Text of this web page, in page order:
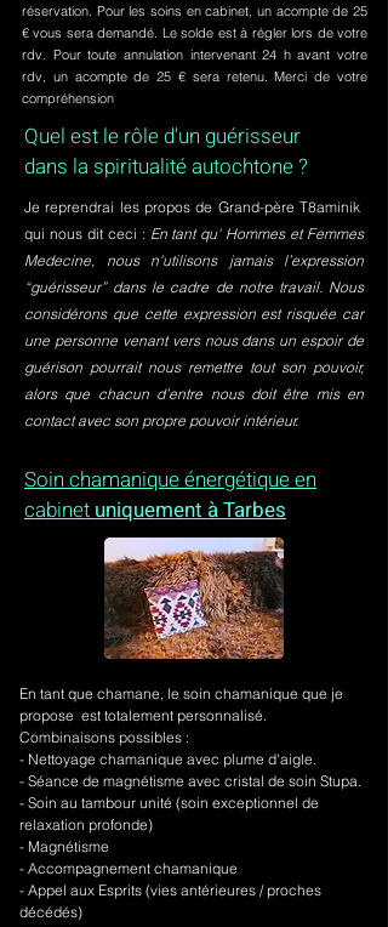
réservation. Pour les soins en cabinet, un acompte de 25
€ vous sera demandé. Le solde est à régler lors de votre
rdv. Pour toute annulation intervenant 24 h avant votre
rdv, un acompte de 25 € sera retenu. Merci de votre
compréhension
Quel est le rôle d'un guérisseur
dans la spiritualité autochtone ?
Je reprendrai les propos de Grand-père T8aminik
qui nous dit ceci : En tant qu' Hommes et Femmes
Medecine, nous n'utilisons jamais l’expression
“guérisseur” dans le cadre de notre travail. Nous
considérons que cette expression est risquée car
une personne venant vers nous dans un espoir de
guérison pourrait nous remettre tout son pouvoir,
alors que chacun d’entre nous doit être mis en
contact avec son propre pouvoir intérieur.
Soin chamanique énergétique en
cabinet uniquement à Tarbes
En tant que chamane, le soin chamanique que je
propose est totalement personnalisé.
Combinaisons possibles :
- Nettoyage chamanique avec plume d'aigle.
- Séance de magnétisme avec cristal de soin Stupa.
- Soin au tambour unité (soin exceptionnel de
relaxation profonde)
- Magnétisme
- Accompagnement chamanique
- Appel aux Esprits (vies antérieures / proches
décédés)